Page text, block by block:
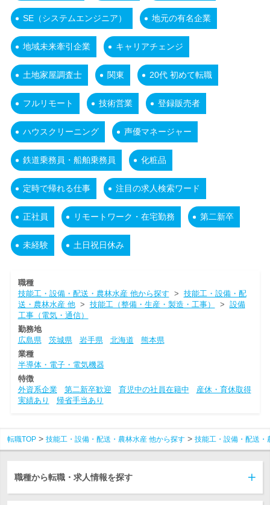
SE（システムエンジニア） 地元の有名企業
地域未来牽引企業 キャリアチェンジ
土地家屋調査士 関東 20代 初めて転職
フルリモート 技術営業 登録販売者
ハウスクリーニング 声優マネージャー
鉄道乗務員・船舶乗務員 化粧品
定時で帰れる仕事 注目の求人検索ワード
正社員 リモートワーク・在宅勤務 第二新卒
未経験 土日祝日休み
職種
技能工・設備・配送・農林水産 他から探す > 技能工・設備・配
送・農林水産 他> 技能工（整備・生産・製造・工事） > 設備
工事（電気・通信）
勤務地
広島県
茨城県 岩手県 北海道
熊本県
業種
半導体・電子・電気機器
特徴
外資系企業
第二新卒歓迎 育児中の社員在籍中
産休・育休取得
実績あり
帰省手当あり
転職TOP 技能工・設備・配送・農林水産 他から探す 技能工・設備・配送・
職種から転職・求人情報を探す